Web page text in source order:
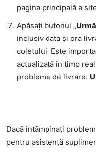
pagina principală a
Apăsați butonul „
inclusiv data și ora
coletului. Este
actualizată în timp
probleme de livrare.
Dacă întâmpinați
pentru asistență